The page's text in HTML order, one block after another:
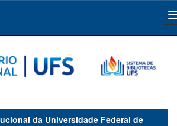
da Universidade Federal de